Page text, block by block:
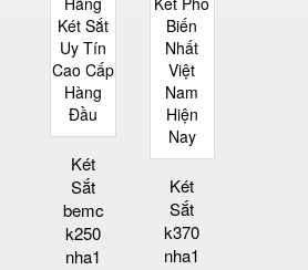
Két
Sắt
bemc
k250
nha1
Két
Sắt
k370
nha1